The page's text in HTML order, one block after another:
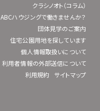
クラシノオト（コラム）
ABCハウジングで働きませんか？
団体見学のご案内
住宅公園用地を探しています
個人情報取扱いについて
利用者情報の外部送信について
利用規約
サイトマップ